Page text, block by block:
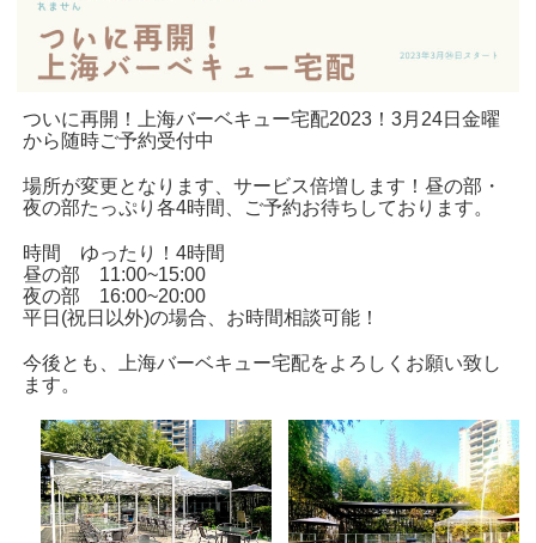
ついに再開！上海バーベキュー宅配2023！3月24日金曜
から随時ご予約受付中
場所が変更となります、サービス倍増します！昼の部・
夜の部たっぷり各4時間、ご予約お待ちしております。
時間 ゆったり！4時間
昼の部 11:00~15:00
夜の部 16:00~20:00
平日(祝日以外)の場合、お時間相談可能！
今後とも、上海バーベキュー宅配をよろしくお願い致し
ます。